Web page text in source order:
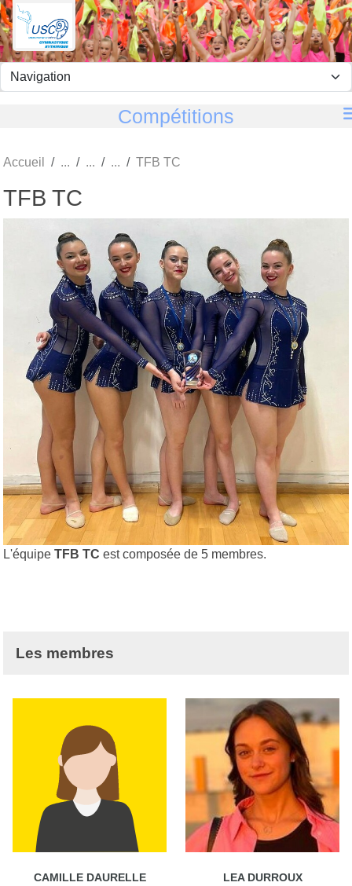
Compétitions
Accueil TFB TC
TFB TC
L'équipe TFB TC est composée de 5 membres.
Les membres
CAMILLE DAURELLE LEA DURROUX
Panneau de gestion des cookies